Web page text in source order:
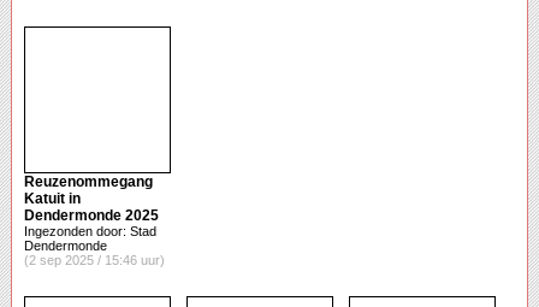
Reuzenommegang
Katuit in
Dendermonde 2025
Ingezonden door: Stad
Dendermonde
(2 sep 2025 / 15:46 uur)